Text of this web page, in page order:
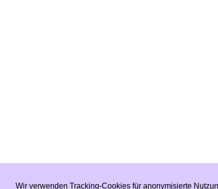
Wir verwenden Tracking-Cookies für anonymisierte